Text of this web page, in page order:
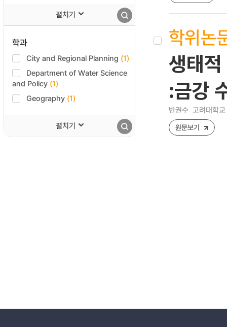
펼치기
학과
City and Regional Planning (1)
Department of Water Science
and Policy (1)
Geography (1)
펼치기
학위논
생태
:금강
반권수 고려대학
원문보기